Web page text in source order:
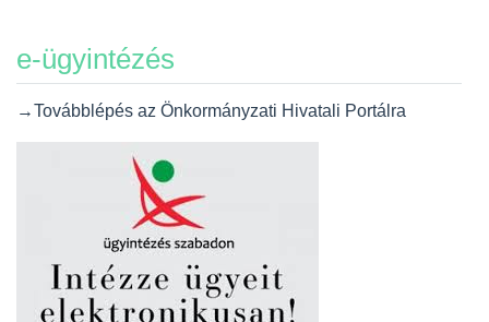
e-ügyintézés
→Továbblépés az Önkormányzati Hivatali Portálra